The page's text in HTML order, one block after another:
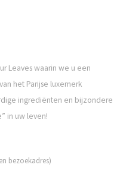
Leaves waarin we u een
het Parijse luxemerk
ingrediënten en bijzondere
in uw leven!
bezoekadres)